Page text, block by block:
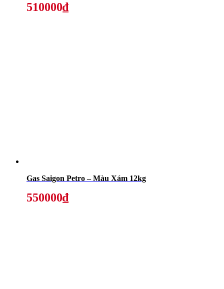
510000₫
Gas Saigon Petro – Màu Xám 12kg
550000₫